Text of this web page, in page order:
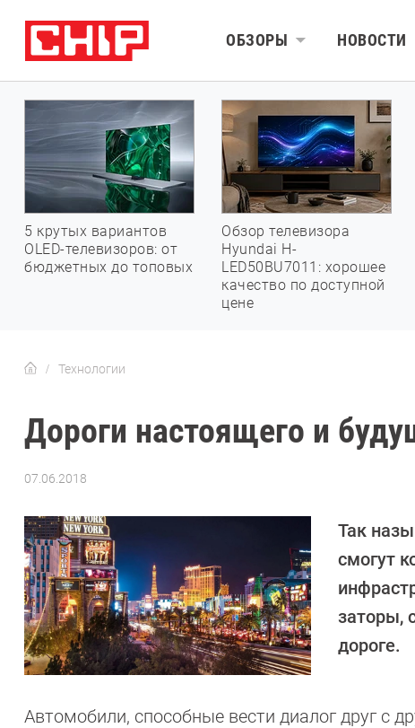
ОБЗОРЫ НОВОСТИ
5 крутых вариантов
OLED-телевизоров: от
бюджетных до топовых
Обзор телевизора
Hyundai H-
LED50BU7011: хорошее
качество по доступной
цене
Технологии
Дороги настоящего и
07.06.2018
Дмитриева
Так
смогут
заторы,
дороге.
Автомобили, способные вести диалог друг с